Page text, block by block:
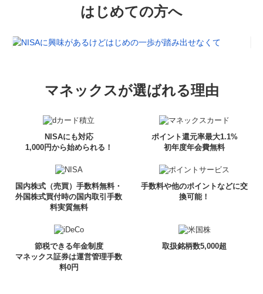
はじめての方へ
マネックスが選ばれる理由
NISAにも対応
1,000円から始められる！
ポイント還元率最大1.1%
初年度年会費無料
国内株式（売買）手数料無料・
外国株式買付時の国内取引手数
料実質無料
手数料や他のポイントなどに交
換可能！
節税できる年金制度
マネックス証券は運営管理手数
料0円
取扱銘柄数5,000超